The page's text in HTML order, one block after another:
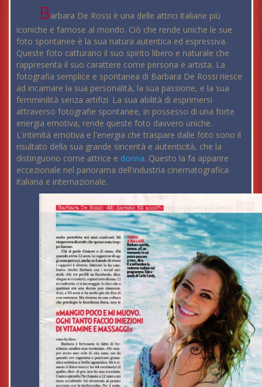
Barbara De Rossi è una delle attrici italiane più
iconiche e famose al mondo. Ciò che rende uniche le sue
foto spontanee è la sua natura autentica ed espressiva.
Queste foto catturano il suo spirito libero e naturale che
rappresenta il suo carattere come persona e artista. La
fotografia semplice e spontanea di Barbara De Rossi riesce
ad incarnare la sua personalità, la sua passione, e la sua
femminilità senza artifizi. La sua abilità di esprimersi
attraverso fotografie spontanee, in possesso di una forte
energia emotiva, rende queste foto davvero uniche.
L'intimità emotiva e l'energia che traspare dalle foto sono il
risultato della sua grande sincerità e autenticità, che la
distinguono come attrice e donna. Questo la fa apparire
eccezionale nel panorama dell'industria cinematografica
italiana e internazionale.